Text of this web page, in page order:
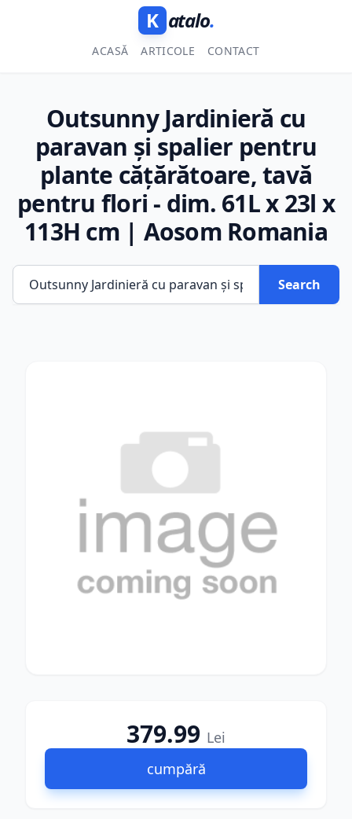
K atalo.
ACASĂ ARTICOLE CONTACT
Outsunny Jardinieră cu
paravan și spalier pentru
plante cățărătoare, tavă
pentru flori - dim. 61L x 23l x
113H cm | Aosom Romania
Search
379.99 Lei
cumpără